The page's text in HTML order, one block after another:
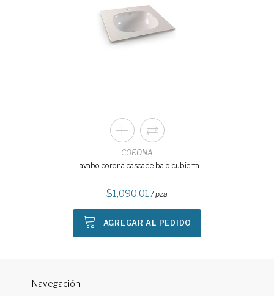
CORONA
Lavabo corona cascade bajo cubierta
1,090.01 / pza
AGREGAR AL PEDIDO
Navegación